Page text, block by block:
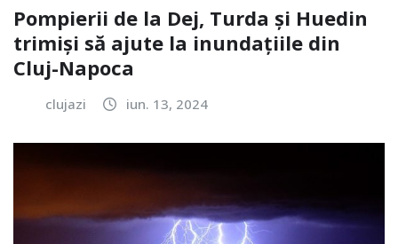
Pompierii de la Dej, Turda și Huedin
trimiși să ajute la inundațiile din
Cluj-Napoca
clujazi iun. 13, 2024